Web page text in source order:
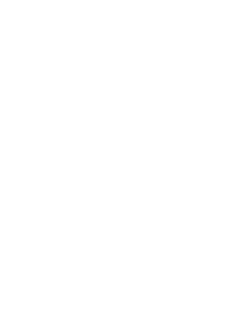
effets indésirables non
Les personnes
allant de 0,25 à 101 ans),
comme graves l’âge
concomitants à la
graves, l’on a dû déplorer
moins long. Malgré la